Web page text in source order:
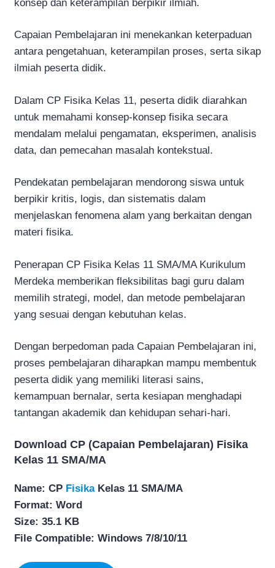
konsep dan keterampilan berpikir ilmiah.
Capaian Pembelajaran ini menekankan keterpaduan
antara pengetahuan, keterampilan proses, serta sikap
ilmiah peserta didik.
Dalam CP Fisika Kelas 11, peserta didik diarahkan
untuk memahami konsep-konsep fisika secara
mendalam melalui pengamatan, eksperimen, analisis
data, dan pemecahan masalah kontekstual.
Pendekatan pembelajaran mendorong siswa untuk
berpikir kritis, logis, dan sistematis dalam
menjelaskan fenomena alam yang berkaitan dengan
materi fisika.
Penerapan CP Fisika Kelas 11 SMA/MA Kurikulum
Merdeka memberikan fleksibilitas bagi guru dalam
memilih strategi, model, dan metode pembelajaran
yang sesuai dengan kebutuhan kelas.
Dengan berpedoman pada Capaian Pembelajaran ini,
proses pembelajaran diharapkan mampu membentuk
peserta didik yang memiliki literasi sains,
kemampuan bernalar, serta kesiapan menghadapi
tantangan akademik dan kehidupan sehari-hari.
Download CP (Capaian Pembelajaran) Fisika
Kelas 11 SMA/MA
Name: CP FisikaKelas 11 SMA/MA
Format: Word
Size: 35.1 KB
File Compatible: Windows 7/8/10/11